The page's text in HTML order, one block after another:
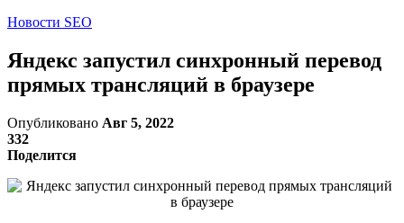
Новости SEO
Яндекс запустил синхронный перевод
прямых трансляций в браузере
Опубликовано Авг 5, 2022
332
Поделится